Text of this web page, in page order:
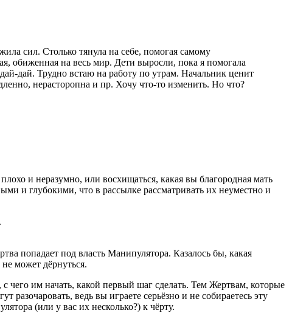
сил. Столько тянула на себе, помогая самому
обиженная на весь мир. Дети выросли, пока я помогала
дай. Трудно встаю на работу по утрам. Начальник ценит
нерасторопна и пр. Хочу что-то изменить. Но что?
и неразумно, или восхищаться, какая вы благородная мать
и глубокими, что в рассылке рассматривать их неуместно и
попадает под власть Манипулятора. Казалось бы, какая
может дёрнуться.
им начать, какой первый шаг сделать. Тем Жертвам, которые
ведь вы играете серьёзно и не собираетесь эту
(или у вас их несколько?) к чёрту.